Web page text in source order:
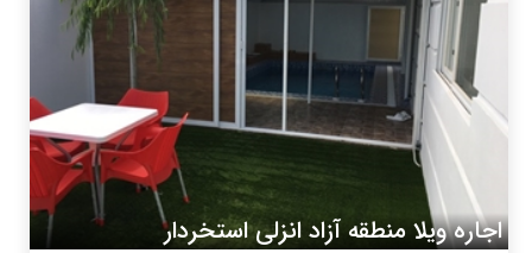
اجاره ویلا منطقه آزاد انزلی استخردار